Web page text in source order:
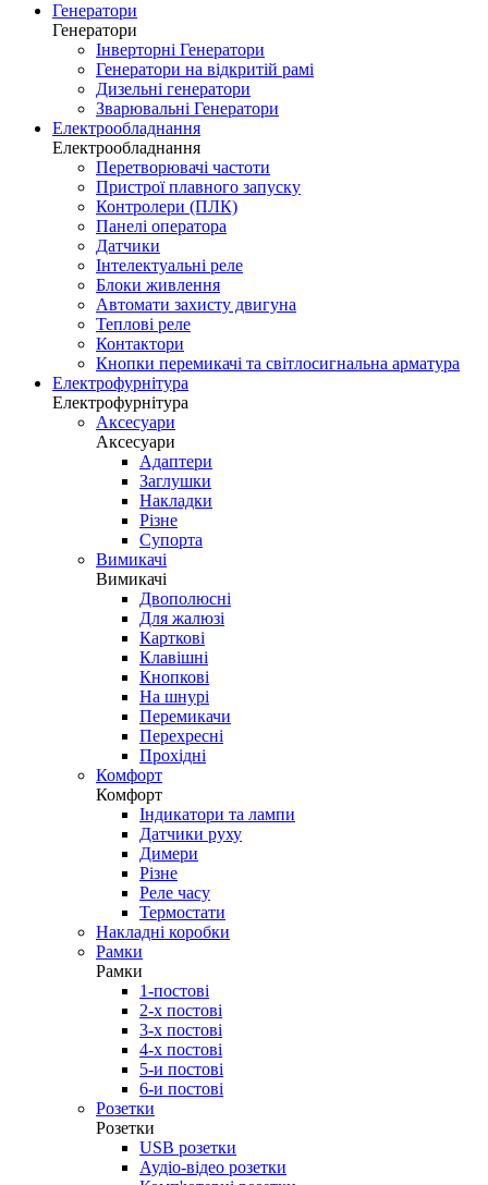
Генератори
Генератори
Інверторні Генератори
Генератори на відкритій рамі
Дизельні генератори
Зварювальні Генератори
Електрообладнання
Електрообладнання
Перетворювачі частоти
Пристрої плавного запуску
Контролери (ПЛК)
Панелі оператора
Датчики
Інтелектуальні реле
Блоки живлення
Автомати захисту двигуна
Теплові реле
Контактори
Кнопки перемикачі та світлосигнальна арматура
Електрофурнітура
Електрофурнітура
Аксесуари
Аксесуари
Адаптери
Заглушки
Накладки
Різне
Супорта
Вимикачі
Вимикачі
Двополюсні
Для жалюзі
Карткові
Клавішні
Кнопкові
На шнурі
Перемикачи
Перехресні
Прохідні
Комфорт
Комфорт
Індикатори та лампи
Датчики руху
Димери
Різне
Реле часу
Термостати
Накладні коробки
Рамки
Рамки
1-постові
2-х постові
3-х постові
4-х постові
5-и постові
6-и постові
Розетки
Розетки
USB розетки
Аудіо-відео розетки